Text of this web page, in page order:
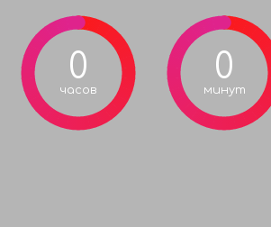
0
часов
0
минут